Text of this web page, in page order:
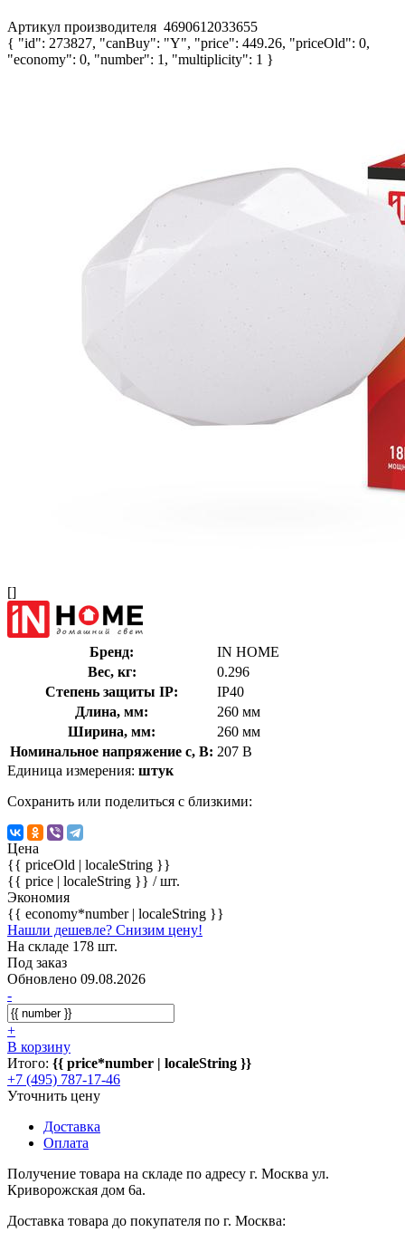
Артикул производителя 4690612033655
{ "id": 273827, "canBuy": "Y", "price": 449.26, "priceOld": 0,
"economy": 0, "number": 1, "multiplicity": 1 }
[]
Бренд:
IN HOME
Вес, кг:
0.296
Степень защиты IP:
IP40
Длина, мм:
260 мм
Ширина, мм:
260 мм
Номинальное напряжение с, В: 207 В
Единица измерения: штук
Сохранить или поделиться с близкими:
Цена
{{ priceOld | localeString }}
{{ price | localeString }} / шт.
Экономия
{{ economy*number | localeString }}
Нашли дешевле? Снизим цену!
На складе 178 шт.
Под заказ
Обновлено 09.08.2026
-
+
В корзину
Итого: {{ price*number | localeString }}
+7 (495) 787-17-46
Уточнить цену
Доставка
Оплата
Получение товара на складе по адресу г. Москва ул.
Криворожская дом 6а.
Доставка товара до покупателя по г. Москва: